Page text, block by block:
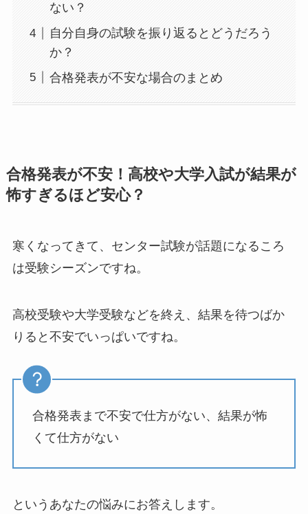
ない？
自分自身の試験を振り返るとどうだろう
か？
合格発表が不安な場合のまとめ
合格発表が不安！高校や大学入試が結果が
怖すぎるほど安心？
寒くなってきて、センター試験が話題になるころ
は受験シーズンですね。
高校受験や大学受験などを終え、結果を待つばか
りると不安でいっぱいですね。
合格発表まで不安で仕方がない、結果が怖
くて仕方がない
というあなたの悩みにお答えします。